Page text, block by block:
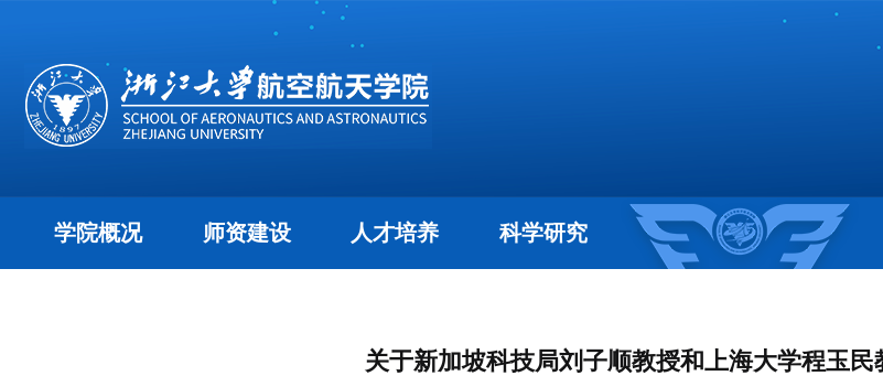
学院概况 师资建设 人才培养 科学研究
关于新加坡科技局刘子顺教授和上海大学程玉